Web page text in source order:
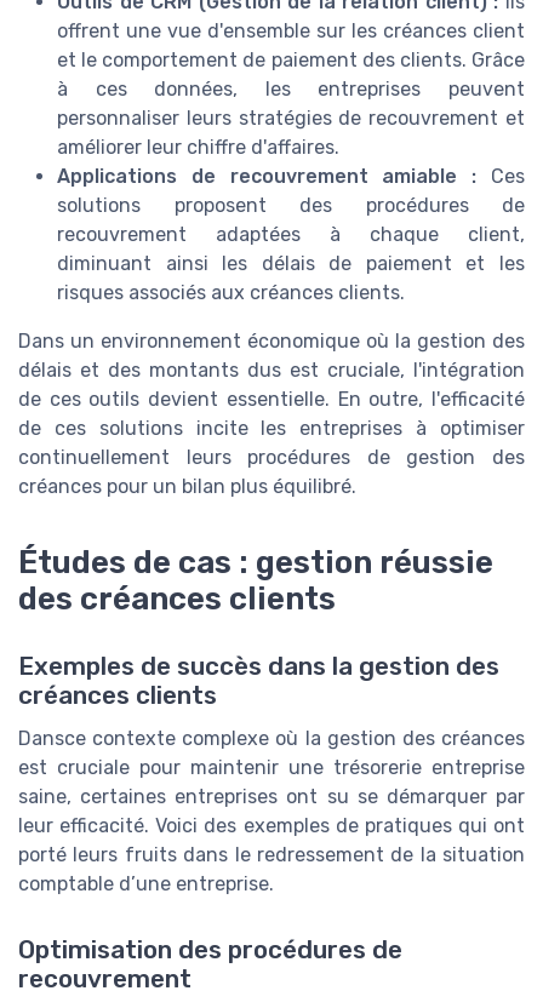
offrent une vue d'ensemble sur les créances client
et le comportement de paiement des clients. Grâce
à ces données, les entreprises peuvent
personnaliser leurs stratégies de recouvrement et
améliorer leur chiffre d'affaires.
Applications de recouvrement amiable : Ces
solutions proposent des procédures de
recouvrement adaptées à chaque client,
diminuant ainsi les délais de paiement et les
risques associés aux créances clients.
Dans un environnement économique où la gestion des
délais et des montants dus est cruciale, l'intégration
de ces outils devient essentielle. En outre, l'efficacité
de ces solutions incite les entreprises à optimiser
continuellement leurs procédures de gestion des
créances pour un bilan plus équilibré.
Études de cas : gestion réussie
des créances clients
Exemples de succès dans la gestion des
créances clients
Dansce contexte complexe où la gestion des créances
est cruciale pour maintenir une trésorerie entreprise
saine, certaines entreprises ont su se démarquer par
leur efficacité. Voici des exemples de pratiques qui ont
porté leurs fruits dans le redressement de la situation
comptable d’une entreprise.
Optimisation des procédures de
recouvrement